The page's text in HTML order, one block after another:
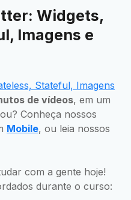
Widgets,
Imagens e
Stateful, Imagens
de vídeos, em um
Conheça nossos
Mobile, ou leia nossos
com a gente hoje!
durante o curso: